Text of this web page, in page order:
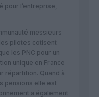
l’entreprise,
messieurs
pilotes cotisent
les PNC pour un
unique en France
répartition. Quand à
pensions elle est
a également